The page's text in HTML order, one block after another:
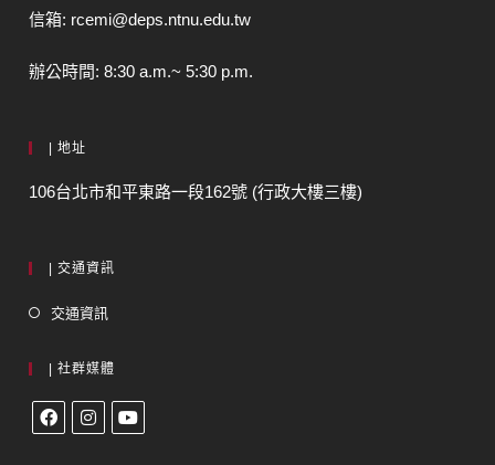
信箱: rcemi@deps.ntnu.edu.tw
辦公時間: 8:30 a.m.~ 5:30 p.m.
| 地址
106台北市和平東路一段162號 (行政大樓三樓)
| 交通資訊
交通資訊
| 社群媒體